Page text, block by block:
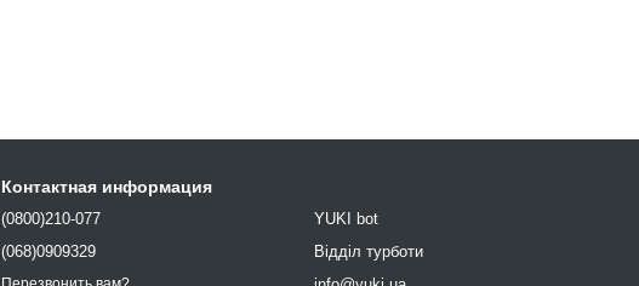
Контактная информация
(0800)210-077
(068)0909329
YUKI bot
Відділ турботи